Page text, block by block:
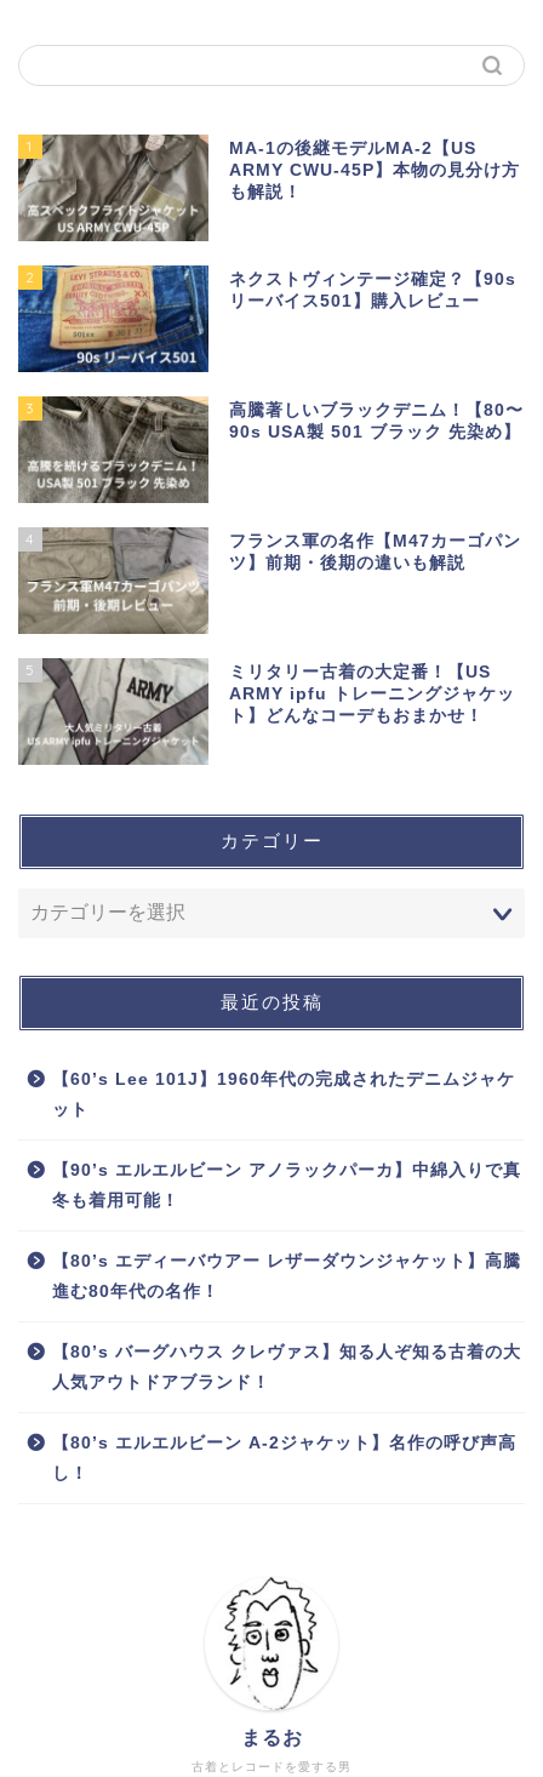
1
MA-1の後継モデルMA-2【US
ARMY CWU-45P】本物の見分け方
も解説！
2
ネクストヴィンテージ確定？【90s
リーバイス501】購入レビュー
3
高騰著しいブラックデニム！【80〜
90s USA製 501 ブラック 先染め】
4
フランス軍の名作【M47カーゴパン
ツ】前期・後期の違いも解説
5
ミリタリー古着の大定番！【US
ARMY ipfu トレーニングジャケッ
ト】どんなコーデもおまかせ！
カテゴリー
最近の投稿
【60’s Lee 101J】1960年代の完成されたデニムジャケ
ット
【90’s エルエルビーン アノラックパーカ】中綿入りで真
冬も着用可能！
【80’s エディーバウアー レザーダウンジャケット】高騰
進む80年代の名作！
【80’s バーグハウス クレヴァス】知る人ぞ知る古着の大
人気アウトドアブランド！
【80’s エルエルビーン A-2ジャケット】名作の呼び声高
し！
古着とレコードを愛する男
まるお